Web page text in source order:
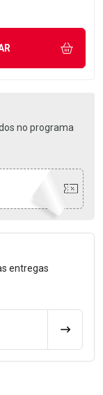
no programa
entregas